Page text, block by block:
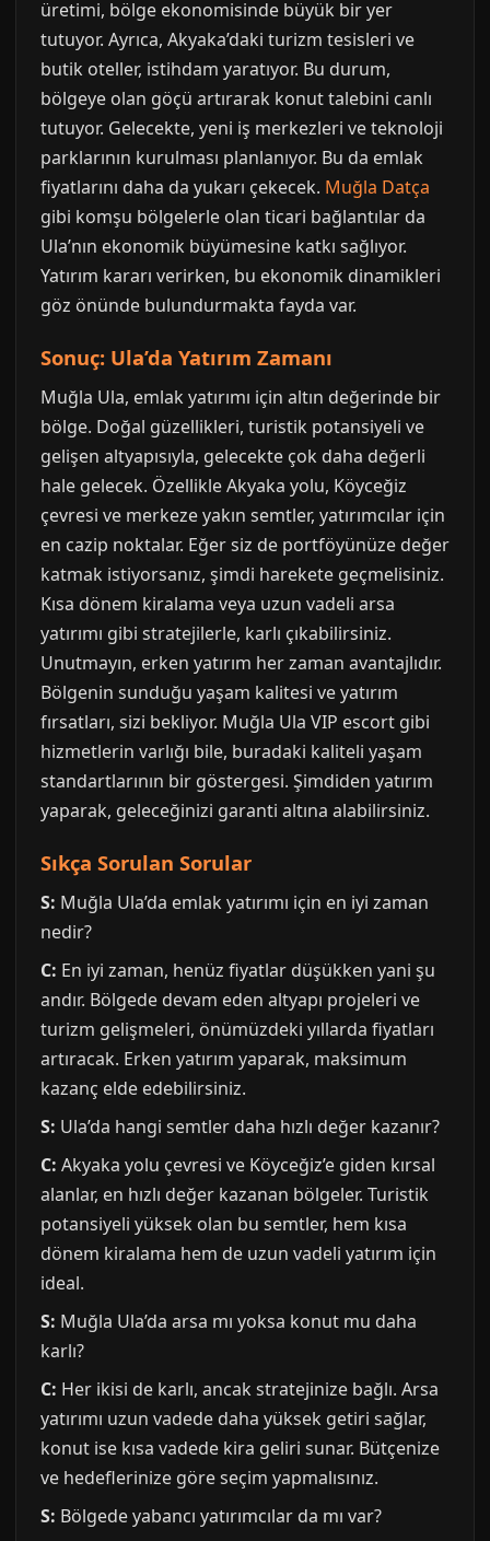
üretimi, bölge ekonomisinde büyük bir yer
tutuyor. Ayrıca, Akyaka’daki turizm tesisleri ve
butik oteller, istihdam yaratıyor. Bu durum,
bölgeye olan göçü artırarak konut talebini canlı
tutuyor. Gelecekte, yeni iş merkezleri ve teknoloji
parklarının kurulması planlanıyor. Bu da emlak
fiyatlarını daha da yukarı çekecek. Muğla Datça
gibi komşu bölgelerle olan ticari bağlantılar da
Ula’nın ekonomik büyümesine katkı sağlıyor.
Yatırım kararı verirken, bu ekonomik dinamikleri
göz önünde bulundurmakta fayda var.
Sonuç: Ula’da Yatırım Zamanı
Muğla Ula, emlak yatırımı için altın değerinde bir
bölge. Doğal güzellikleri, turistik potansiyeli ve
gelişen altyapısıyla, gelecekte çok daha değerli
hale gelecek. Özellikle Akyaka yolu, Köyceğiz
çevresi ve merkeze yakın semtler, yatırımcılar için
en cazip noktalar. Eğer siz de portföyünüze değer
katmak istiyorsanız, şimdi harekete geçmelisiniz.
Kısa dönem kiralama veya uzun vadeli arsa
yatırımı gibi stratejilerle, karlı çıkabilirsiniz.
Unutmayın, erken yatırım her zaman avantajlıdır.
Bölgenin sunduğu yaşam kalitesi ve yatırım
fırsatları, sizi bekliyor. Muğla Ula VIP escort gibi
hizmetlerin varlığı bile, buradaki kaliteli yaşam
standartlarının bir göstergesi. Şimdiden yatırım
yaparak, geleceğinizi garanti altına alabilirsiniz.
Sıkça Sorulan Sorular
S: Muğla Ula’da emlak yatırımı için en iyi zaman
nedir?
C: En iyi zaman, henüz fiyatlar düşükken yani şu
andır. Bölgede devam eden altyapı projeleri ve
turizm gelişmeleri, önümüzdeki yıllarda fiyatları
artıracak. Erken yatırım yaparak, maksimum
kazanç elde edebilirsiniz.
S: Ula’da hangi semtler daha hızlı değer kazanır?
C: Akyaka yolu çevresi ve Köyceğiz’e giden kırsal
alanlar, en hızlı değer kazanan bölgeler. Turistik
potansiyeli yüksek olan bu semtler, hem kısa
dönem kiralama hem de uzun vadeli yatırım için
ideal.
S: Muğla Ula’da arsa mı yoksa konut mu daha
karlı?
C: Her ikisi de karlı, ancak stratejinize bağlı. Arsa
yatırımı uzun vadede daha yüksek getiri sağlar,
konut ise kısa vadede kira geliri sunar. Bütçenize
ve hedeflerinize göre seçim yapmalısınız.
S: Bölgede yabancı yatırımcılar da mı var?